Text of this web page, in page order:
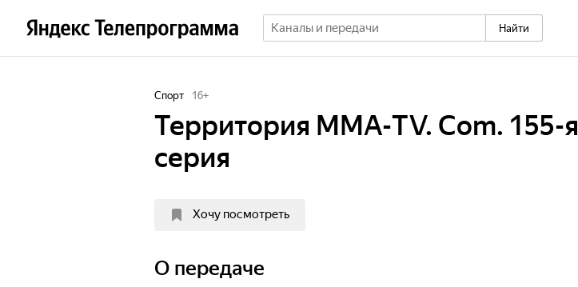
Найти
Спорт 16+
Территория ММА-TV. Com. 155-я
серия
Хочу посмотреть
О передаче